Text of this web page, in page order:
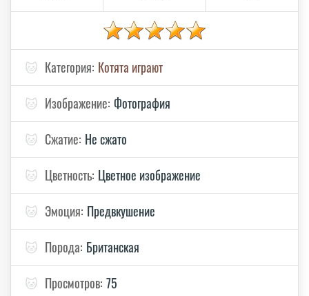
🐱 Категория: Котята играют
🐱 Изображение: Фотография
🐱 Сжатие: Не сжато
🐱 Цветность: Цветное изображение
🐱 Эмоция: Предвкушение
🐱 Порода: Британская
🐱 Просмотров: 75